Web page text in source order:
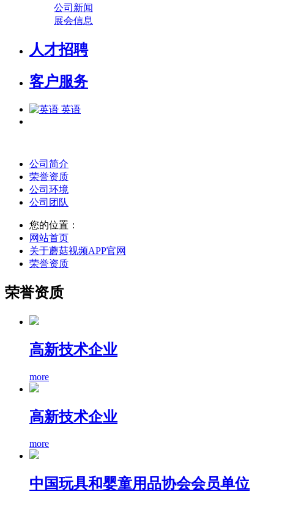
公司新闻
展会信息
人才招聘
客户服务
英语
公司简介
荣誉资质
公司环境
公司团队
您的位置：
网站首页
关于蘑菇视频APP官网
荣誉资质
荣誉资质
高新技术企业
more
高新技术企业
more
中国玩具和婴童用品协会会员单位